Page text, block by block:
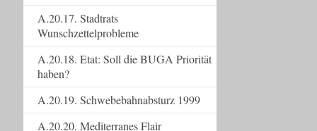
A.20.17. Stadtrats
Wunschzettelprobleme
A.20.18. Etat: Soll die BUGA Priorität
haben?
A.20.19. Schwebebahnabsturz 1999
A.20.20. Mediterranes Flair